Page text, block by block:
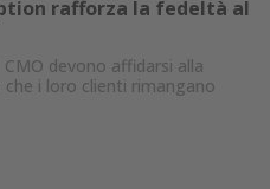
rafforza la fedeltà al
devono affidarsi alla
i loro clienti rimangano